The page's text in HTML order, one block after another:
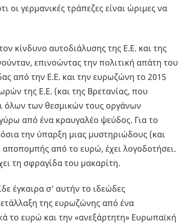
οι γερμανικές τράπεζες είναι ώριμες να
κίνδυνο αυτοδιάλυσης της Ε.Ε. και της
επινοώντας την πολιτική απάτη του
από την Ε.Ε. και την ευρωζώνη το 2015
της Ε.Ε. (και της Βρετανίας, που
όλων των θεσμικών τους οργάνων
από ένα κραυγαλέο ψεύδος. Για το
την ύπαρξη μιας μυστηριώδους (και
από το ευρώ, έχει λογοδοτήσει.
τη σφραγίδα του μακαρίτη.
έγκαιρα σ’ αυτήν το ιδεώδες
της ευρωζώνης από ένα
το ευρώ και την «ανεξάρτητη» Ευρωπαϊκή